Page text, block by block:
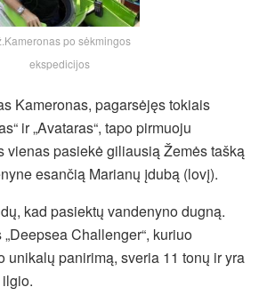
po sėkmingos
ekspedicijos
Kameronas, pagarsėjęs tokiais
ir „Avataras“, tapo pirmuoju
vienas pasiekė giliausią Žemės tašką
esančią Marianų įdubą (lovį).
kad pasiektų vandenyno dugną.
Challenger“, kuriuo
unikalų panirimą, sveria 11 tonų ir yra